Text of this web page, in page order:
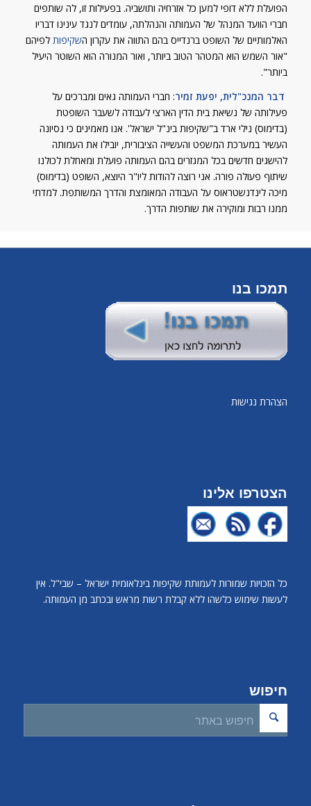
הפועלת ללא דופי למען כל אזרחיה ותושביה. בפעילות זו, לה שותפים
חברי הוועד המנהל של העמותה והנהלתה, עומדים לנגד עינינו דבריו
האלמותיים של השופט ברנדייס בהם התווה את עקרון השקיפותלפיהם
"אור השמש הוא המטהר הטוב ביותר, ואור המנורה הוא השוטר היעיל
ביותר".
​דבר המנכ"לית, יפעת זמיר: חברי העמותה גאים ומברכים על
פעילותה של נשיאת בית הדין הארצי לעבודה לשעבר השופטת
(בדימוס) נילי ארד ב"שקיפות בינ"ל ישראל'. אנו מאמינים כי נסיונה
העשיר במערכת המשפט והעשייה הציבורית, יובילו את העמותה
להישגים חדשים בכל המגזרים בהם העמותה פועלת ומאחלת לכולנו
שיתוף פעולה פורה. אני רוצה להודות ליו"ר היוצא, השופט (בדימוס)
מיכה לינדנשטראוס על העבודה המאומצת והדרך המשותפת. למדתי
ממנו רבות ומוקירה את שותפות הדרך.
תמכו בנו
הצהרת נגישות
הצטרפו אלינו
כל הזכויות שמורות לעמותת שקיפות בינלאומית ישראל – שבי"ל. אין
לעשות שימוש כלשהו ללא קבלת רשות מראש ובכתב מן העמותה.
חיפוש